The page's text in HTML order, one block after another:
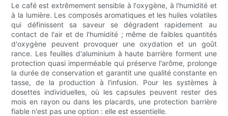
Le café est extrêmement sensible à l'oxygène, à l'humidité et
à la lumière. Les composés aromatiques et les huiles volatiles
qui définissent sa saveur se dégradent rapidement au
contact de l'air et de l'humidité ; même de faibles quantités
d'oxygène peuvent provoquer une oxydation et un goût
rance. Les feuilles d'aluminium à haute barrière forment une
protection quasi imperméable qui préserve l'arôme, prolonge
la durée de conservation et garantit une qualité constante en
tasse, de la production à l'infusion. Pour les systèmes à
dosettes individuelles, où les capsules peuvent rester des
mois en rayon ou dans les placards, une protection barrière
fiable n'est pas une option : elle est essentielle.